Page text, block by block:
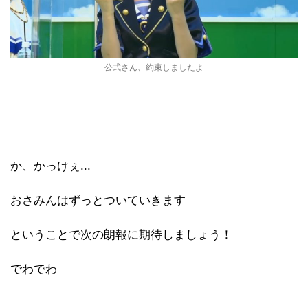
公式さん、約束しましたよ
か、かっけぇ...
おさみんはずっとついていきます
ということで次の朗報に期待しましょう！
でわでわ